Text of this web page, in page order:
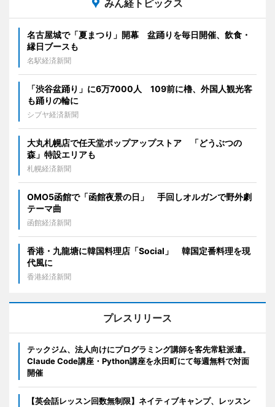
みん経トピックス
名古屋城で「夏まつり」開幕 盆踊りを毎日開催、飲食・
縁日ブースも
名駅経済新聞
「渋谷盆踊り」に6万7000人 109前に櫓、外国人観光客
も踊りの輪に
シブヤ経済新聞
大丸札幌店で任天堂ポップアップストア 「どうぶつの
森」特設エリアも
札幌経済新聞
OMO5函館で「函館夜景の日」 手回しオルガンで野外劇
テーマ曲
函館経済新聞
香港・九龍塘に韓国料理店「Social」 韓国定番料理を現
代風に
香港経済新聞
プレスリリース
テックジム、法人向けにプログラミング講師を客先常駐派遣。
Claude Code講座・Python講座を永田町にて毎週無料で対面
開催
【英会話レッスン回数無制限】ネイティブキャンプ、レッスン